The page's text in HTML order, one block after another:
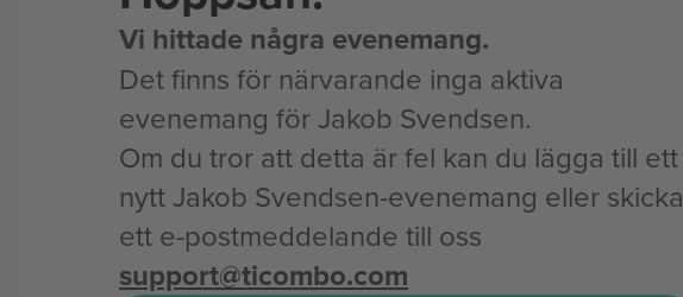
Vi hittade några evenemang.
Det finns för närvarande inga aktiva
evenemang för Jakob Svendsen.
Om du tror att detta är fel kan du lägga till ett
nytt Jakob Svendsen-evenemang eller skicka
ett e-postmeddelande till oss
support@ticombo.com